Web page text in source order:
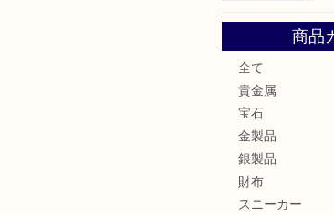
商品
全て
貴金属
宝石
金製品
銀製品
財布
スニーカー